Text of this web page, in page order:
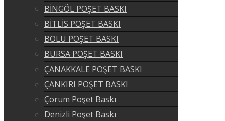
BİNGÖL POŞET BASKI
BİTLİS POŞET BASKI
BOLU POŞET BASKI
BURSA POŞET BASKI
ÇANAKKALE POŞET BASKI
ÇANKIRI POŞET BASKI
Çorum Poşet Baskı
Denizli Poşet Baskı